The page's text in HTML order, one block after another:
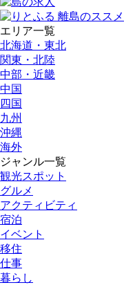
エリア一覧
北海道・東北
関東・北陸
中部・近畿
中国
四国
九州
沖縄
海外
ジャンル一覧
観光スポット
グルメ
アクティビティ
宿泊
イベント
移住
仕事
暮らし